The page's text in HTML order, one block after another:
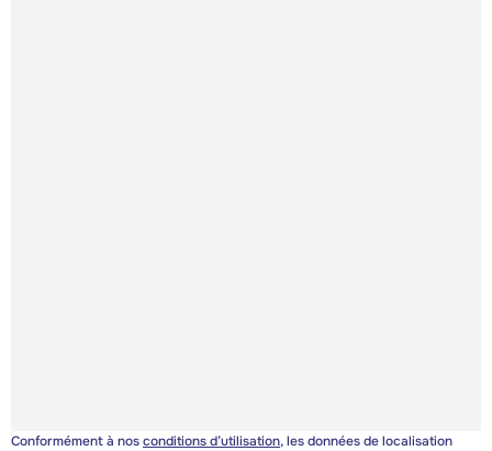
Conformément à nosconditions d’utilisation, les données de localisation